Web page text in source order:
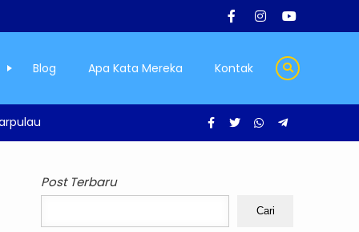
Blog Apa Kata Mereka Kontak
Post Terbaru
Cari